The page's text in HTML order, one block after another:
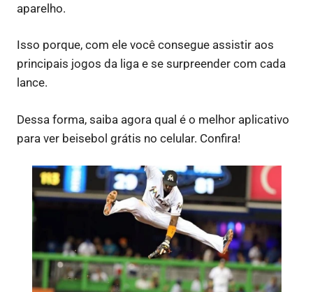
aparelho.
Isso porque, com ele você consegue assistir aos
principais jogos da liga e se surpreender com cada
lance.
Dessa forma, saiba agora qual é o melhor aplicativo
para ver beisebol grátis no celular. Confira!